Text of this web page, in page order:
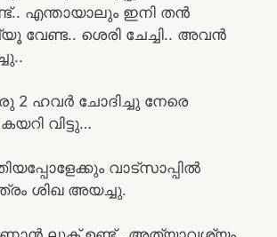
എന്തായാലും ഇനി തൻ
വേണ്ട.. ശെരി ചേച്ചി.. അവൻ
2 ഹവർ ചോദിച്ചു നേരെ
വിട്ടു…
വാട്സാപ്പിൽ
ശിഖ അയച്ചു.